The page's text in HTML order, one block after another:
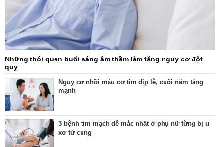
Những thói quen buổi sáng âm thầm làm tăng nguy cơ đột
quỵ
Nguy cơ nhồi máu cơ tim dịp lễ, cuối năm tăng
mạnh
3 bệnh tim mạch dễ mắc nhất ở phụ nữ từng bị u
xơ tử cung